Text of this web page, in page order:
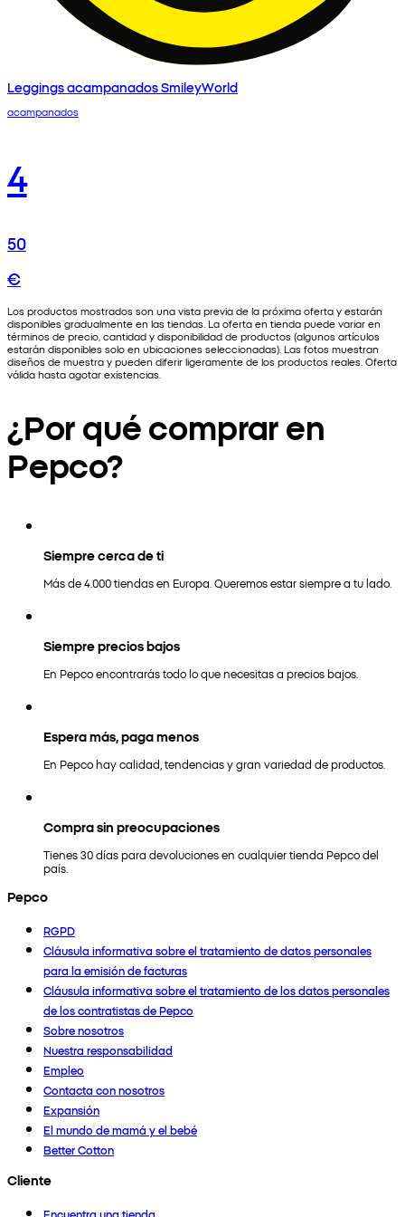
Leggings acampanados SmileyWorld
acampanados
4
50
€
Los productos mostrados son una vista previa de la próxima oferta y estarán
disponibles gradualmente en las tiendas. La oferta en tienda puede variar en
términos de precio, cantidad y disponibilidad de productos (algunos artículos
estarán disponibles solo en ubicaciones seleccionadas). Las fotos muestran
diseños de muestra y pueden diferir ligeramente de los productos reales. Oferta
válida hasta agotar existencias.
¿Por qué comprar en
Pepco?
Siempre cerca de ti
Más de 4.000 tiendas en Europa. Queremos estar siempre a tu lado.
Siempre precios bajos
En Pepco encontrarás todo lo que necesitas a precios bajos.
Espera más, paga menos
En Pepco hay calidad, tendencias y gran variedad de productos.
Compra sin preocupaciones
Tienes 30 días para devoluciones en cualquier tienda Pepco del
país.
Pepco
RGPD
Cláusula informativa sobre el tratamiento de datos personales
para la emisión de facturas
Cláusula informativa sobre el tratamiento de los datos personales
de los contratistas de Pepco
Sobre nosotros
Nuestra responsabilidad
Empleo
Contacta con nosotros
Expansión
El mundo de mamá y el bebé
Better Cotton
Cliente
Encuentra una tienda